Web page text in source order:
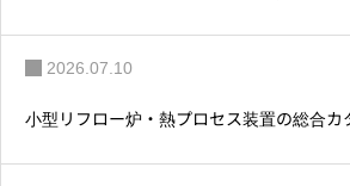
ントム株式会社
2026.07.10
小型リフロー炉・熱プロセス装置の総合カ
年版）を公開しました。